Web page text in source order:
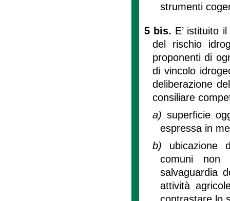
strumenti
5 bis. E’ istituito
del rischio
proponenti di
di vincolo
deliberazione
consiliare
a) superficie
espressa in
b) ubicazione
comuni non
salvaguardia
attività